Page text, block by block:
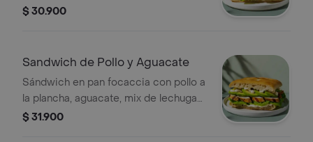
pesto.
$ 30.900
Sandwich de Pollo y Aguacate
Sándwich en pan focaccia con pollo a
la plancha, aguacate, mix de lechugas
y mayonesa de ajo.
$ 31.900